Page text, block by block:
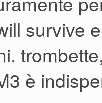
survive
è